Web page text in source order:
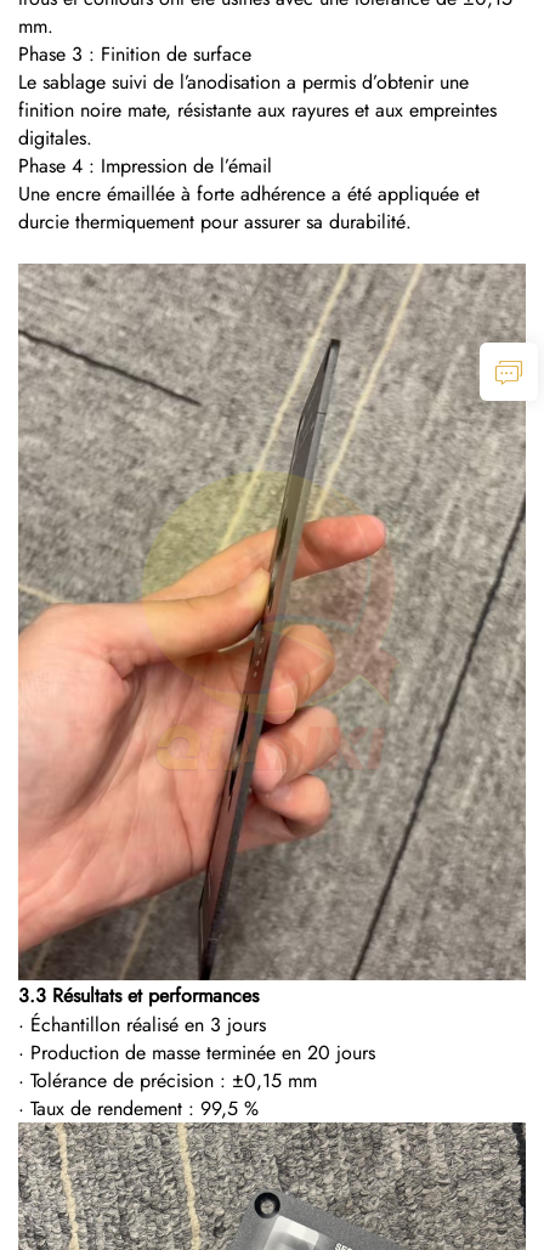
mm.
Phase 3 : Finition de surface
Le sablage suivi de l’anodisation a permis d’obtenir une
finition noire mate, résistante aux rayures et aux empreintes
digitales.
Phase 4 : Impression de l’émail
Une encre émaillée à forte adhérence a été appliquée et
durcie thermiquement pour assurer sa durabilité.
3.3 Résultats et performances
· Échantillon réalisé en 3 jours
· Production de masse terminée en 20 jours
· Tolérance de précision : ±0,15 mm
· Taux de rendement : 99,5 %